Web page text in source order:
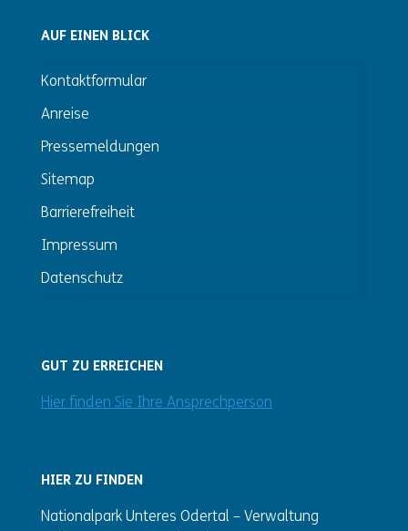
AUF EINEN BLICK
Kontaktformular
Anreise
Pressemeldungen
Sitemap
Barrierefreiheit
Impressum
Datenschutz
GUT ZU ERREICHEN
Hier finden Sie Ihre Ansprechperson
HIER ZU FINDEN
Nationalpark Unteres Odertal – Verwaltung